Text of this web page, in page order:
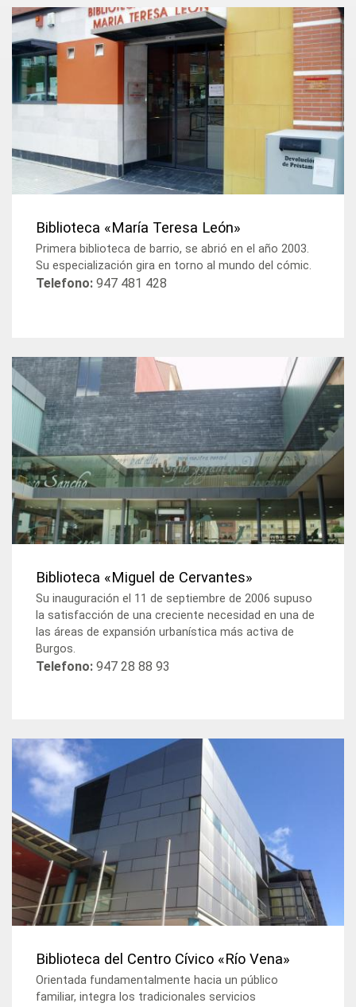
Biblioteca «María Teresa León»
Primera biblioteca de barrio, se abrió en el año 2003.
Su especialización gira en torno al mundo del cómic.
Telefono:947 481 428
Biblioteca «Miguel de Cervantes»
Su inauguración el 11 de septiembre de 2006 supuso
la satisfacción de una creciente necesidad en una de
las áreas de expansión urbanística más activa de
Burgos.
Telefono:947 28 88 93
Biblioteca del Centro Cívico «Río Vena»
Orientada fundamentalmente hacia un público
familiar, integra los tradicionales servicios